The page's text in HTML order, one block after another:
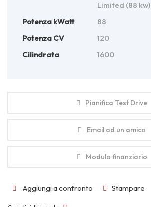
Limited (88 kw)
Potenza kWatt
88
Potenza CV
120
Cilindrata
1600
Pianifica Test Drive
Email ad un amico
Modulo finanziario
Aggiungi a confronto Stampare